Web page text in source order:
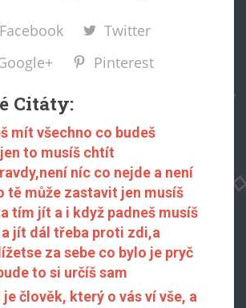
Facebook
Twitter
Pinterest
Citáty:
mít všechno co budeš
to musíš chtít
níc co nejde a není
tě může zastavit jen musíš
tím jít a i když padneš musíš
jít dál třeba proti zdi,a
za sebe co bylo je pryč
to si určíš sam
člověk, který o vás ví vše, a